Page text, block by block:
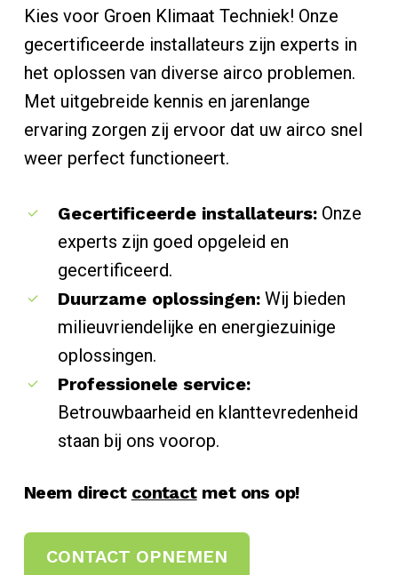
Kies voor Groen Klimaat Techniek! Onze
gecertificeerde installateurs zijn experts in
het oplossen van diverse airco problemen.
Met uitgebreide kennis en jarenlange
ervaring zorgen zij ervoor dat uw airco snel
weer perfect functioneert.
Gecertificeerde installateurs:Onze
experts zijn goed opgeleid en
gecertificeerd.
Duurzame oplossingen:Wij bieden
milieuvriendelijke en energiezuinige
oplossingen.
Professionele service:
Betrouwbaarheid en klanttevredenheid
staan bij ons voorop.
Neem direct contactmet ons op!
CONTACT OPNEMEN